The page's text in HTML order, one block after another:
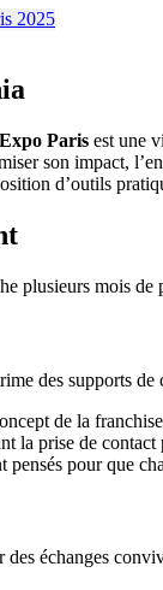
Paris est une
son impact,
d’outils
plusieurs mois
des supports
de la
la prise de contact
pensés pour que
échanges